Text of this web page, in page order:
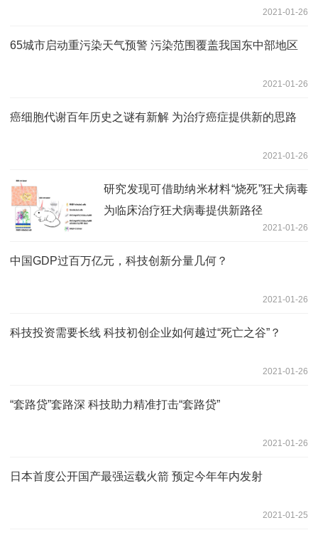
2021-01-26
65城市启动重污染天气预警 污染范围覆盖我国东中部地区
2021-01-26
癌细胞代谢百年历史之谜有新解 为治疗癌症提供新的思路
2021-01-26
研究发现可借助纳米材料“烧死”狂犬病毒
为临床治疗狂犬病毒提供新路径
2021-01-26
中国GDP过百万亿元，科技创新分量几何？
2021-01-26
科技投资需要长线 科技初创企业如何越过“死亡之谷”？
2021-01-26
“套路贷”套路深 科技助力精准打击“套路贷”
2021-01-26
日本首度公开国产最强运载火箭 预定今年年内发射
2021-01-25